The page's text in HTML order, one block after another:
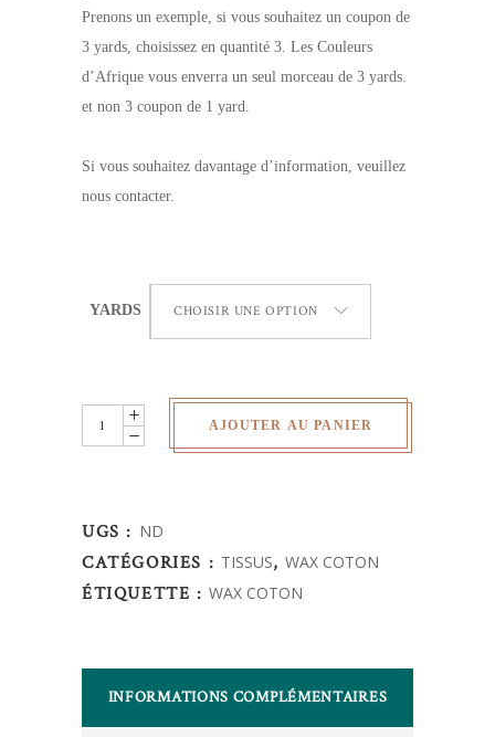
Prenons un exemple, si vous souhaitez un coupon de
3 yards, choisissez en quantité 3. Les Couleurs
d’Afrique vous enverra un seul morceau de 3 yards.
et non 3 coupon de 1 yard.
Si vous souhaitez davantage d’information, veuillez
nous contacter.
YARDS CHOISIR UNE OPTION
Wax
Africain
AJOUTER AU PANIER
UGS : ND
CATÉGORIES : TISSUS,WAX COTON
ÉTIQUETTE :WAX COTON
INFORMATIONS COMPLÉMENTAIRES